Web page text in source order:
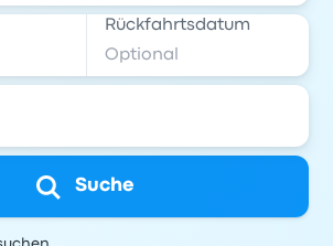
Rückfahrtsdatum
Suche